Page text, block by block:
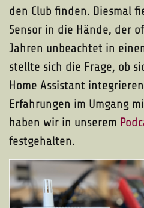
den Club finden. Diesmal
Sensor in die Hände, der
Jahren unbeachtet in
stellte sich die Frage, ob
Home Assistant
Erfahrungen im Umgang
haben wir in unserem
festgehalten.